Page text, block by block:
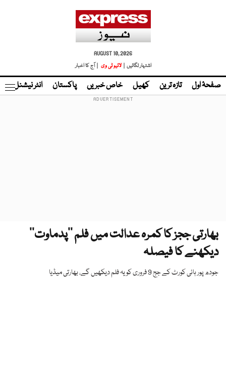
AUGUST 10, 2026
اشتہار لگائیں |
لائیو ٹی وی | آج کا اخبار
صفحۂ اول تازہ ترین کھیل خاص خبریں پاکستان انٹر نیشنل
بھارتی ججز کا کمرہ عدالت میں فلم ’’پدماوت‘‘
دیکھنے کا فیصلہ
جودھ پور ہائی کورٹ کے جج 9 فروری کو یہ فلم دیکھیں گے، بھارتی میڈیا